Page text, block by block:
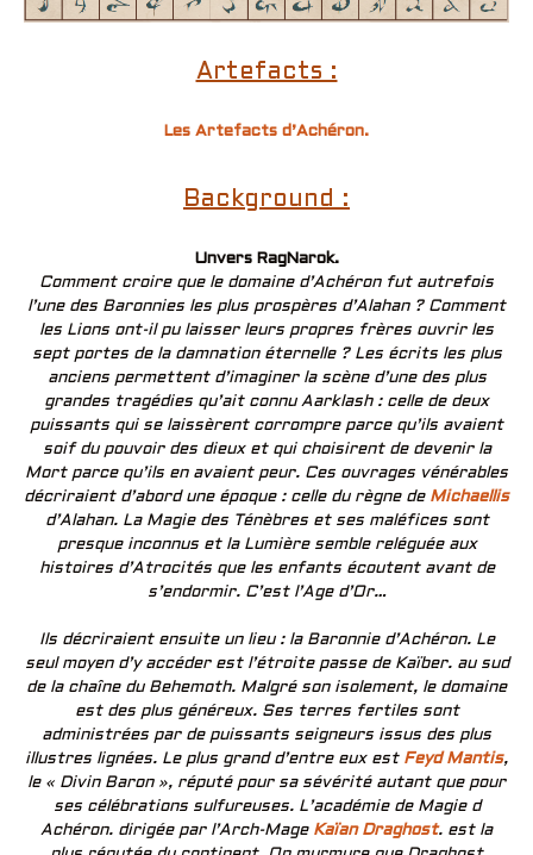
Artefacts :
Les Artefacts d’Achéron.
Background :
Unvers RagNarok.
Comment croire que le domaine d’Achéron fut autrefois
l’une des Baronnies les plus prospères d’Alahan ? Comment
les Lions ont-il pu laisser leurs propres frères ouvrir les
sept portes de la damnation éternelle ? Les écrits les plus
anciens permettent d’imaginer la scène d’une des plus
grandes tragédies qu’ait connu Aarklash : celle de deux
puissants qui se laissèrent corrompre parce qu’ils avaient
soif du pouvoir des dieux et qui choisirent de devenir la
Mort parce qu’ils en avaient peur. Ces ouvrages vénérables
décriraient d’abord une époque : celle du règne de Michaellis
d’Alahan. La Magie des Ténèbres et ses maléfices sont
presque inconnus et la Lumière semble reléguée aux
histoires d’Atrocités que les enfants écoutent avant de
s’endormir. C’est l’Age d’Or…
Ils décriraient ensuite un lieu : la Baronnie d’Achéron. Le
seul moyen d’y accéder est l’étroite passe de Kaïber. au sud
de la chaîne du Behemoth. Malgré son isolement, le domaine
est des plus généreux. Ses terres fertiles sont
administrées par de puissants seigneurs issus des plus
illustres lignées. Le plus grand d’entre eux est Feyd Mantis,
le « Divin Baron », réputé pour sa sévérité autant que pour
ses célébrations sulfureuses. L’académie de Magie d
Achéron. dirigée par l’Arch-Mage Kaïan Draghost. est la